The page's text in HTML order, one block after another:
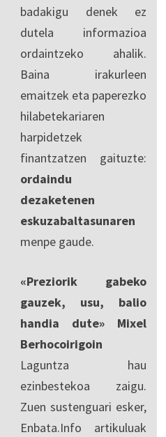
badakigu denek ez
dutela informazioa
ordaintzeko ahalik.
Baina irakurleen
emaitzek eta paperezko
hilabetekariaren
harpidetzek
finantzatzen gaituzte:
ordaindu
dezaketenen
eskuzabaltasunaren
menpe gaude.
«Preziorik gabeko
gauzek, usu, balio
handia dute» Mixel
Berhocoirigoin
Laguntza hau
ezinbestekoa zaigu.
Zuen sustenguari esker,
Enbata.Info artikuluak